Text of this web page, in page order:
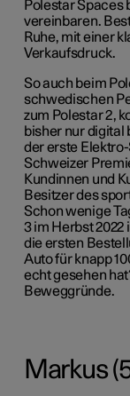
Polestar Spaces
vereinbaren.
Ruhe, mit einer
Verkaufsdruck.
So auch beim
schwedischen
zum Polestar 2,
bisher nur digital
der erste
Schweizer
Kundinnen und
Besitzer des
Schon wenige
3 im Herbst 2022
die ersten
Auto für knapp
echt gesehen
Beweggründe.
Markus